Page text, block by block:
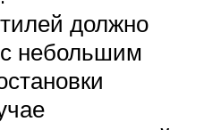
должно
небольшим